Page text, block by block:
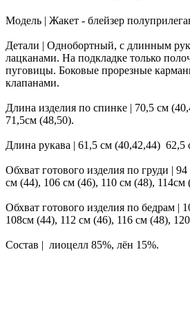
Модель | Жакет - блейзер
Детали | Однобортный, с длинным
лацканами. На подкладке только
пуговицы. Боковые прорезные
клапанами.
Длина изделия по спинке | 70,5 см
71,5см (48,50).
Длина рукава | 61,5 см (40,42,44) 62,5
Обхват готового изделия по груди |
см (44), 106 см (46), 110 см (48), 114см
Обхват готового изделия по бедрам |
108см (44), 112 см (46), 116 см (48),
Состав | лиоцелл 85%, лён 15%.